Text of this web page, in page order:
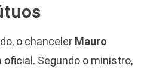
o chanceler Mauro
Segundo o ministro,